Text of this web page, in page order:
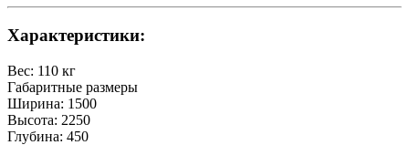
Характеристики:
Вес: 110 кг
Габаритные размеры
Ширина: 1500
Высота: 2250
Глубина: 450